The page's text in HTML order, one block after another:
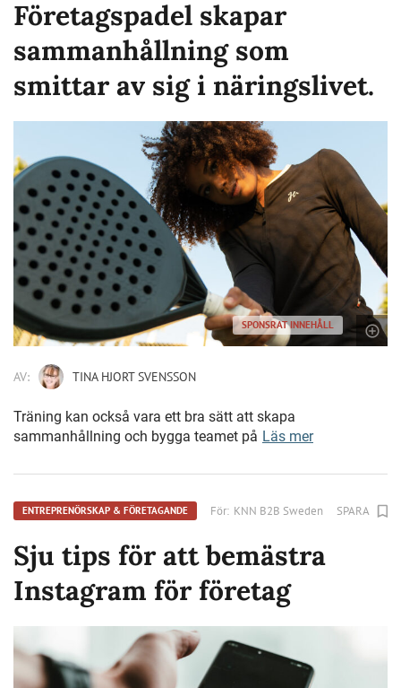
Företagspadel skapar
sammanhållning som
smittar av sig i näringslivet.
SPONSRAT INNEHÅLL
AV: TINA HJORT SVENSSON
Träning kan också vara ett bra sätt att skapa
sammanhållning och bygga teamet på Läs mer
ENTREPRENÖRSKAP & FÖRETAGANDE För: KNN B2B Sweden SPARA
Sju tips för att bemästra
Instagram för företag